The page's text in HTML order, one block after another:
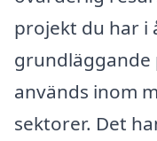
projekt du har i
grundläggande
används inom
sektorer. Det